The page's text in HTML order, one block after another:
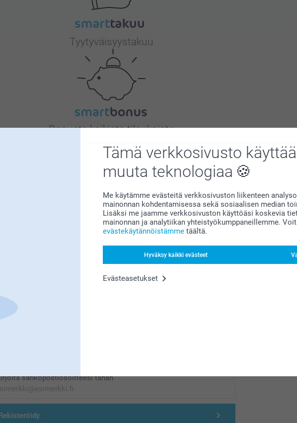
Tämä verkkosivusto
muuta teknologiaa
Me käytämme evästeitä verkkosivuston liikenteen
mainonnan kohdentamisessa sekä sosiaalisen median
Lisäksi me jaamme verkkosivuston käyttöäsi koskevia
mainonnan ja analytiikan yhteistyökumppaneillemme.
evästekäytännöistämme täältä.
Hyväksy kaikki evästeet
Evästeasetukset
Tyytyväisyystakuu
Bonusta kaikista tilauksista
Etsitkö inspiraatiota?
sähköpostiosoitteesi tähän